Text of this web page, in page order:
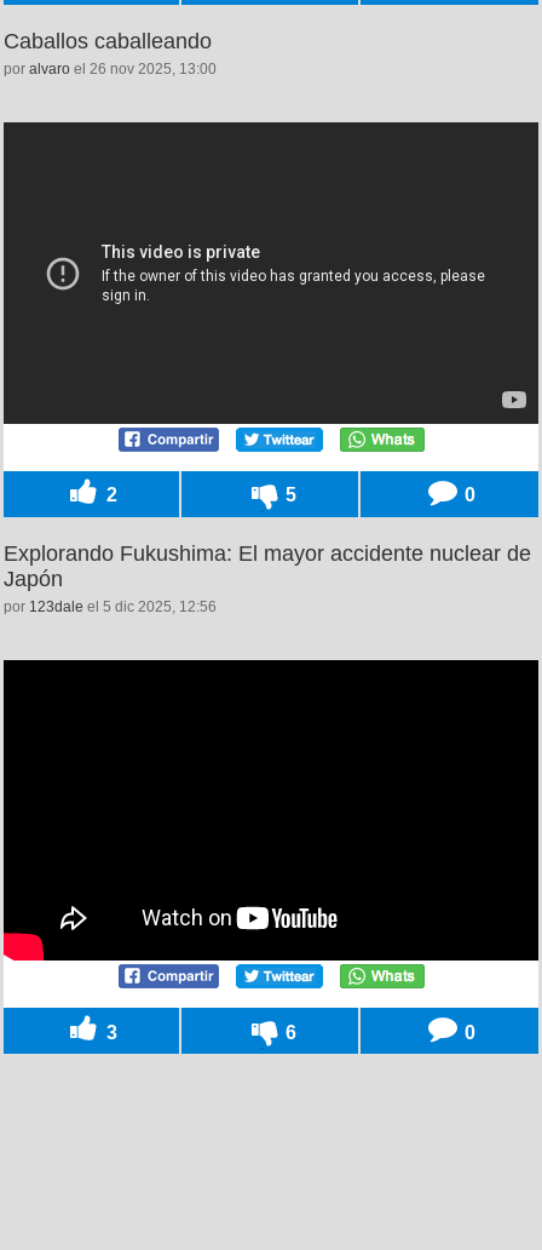
Caballos caballeando
por alvaro el 26 nov 2025, 13:00
2 5 0
Explorando Fukushima: El mayor accidente nuclear de
Japón
por 123dale el 5 dic 2025, 12:56
3 6 0